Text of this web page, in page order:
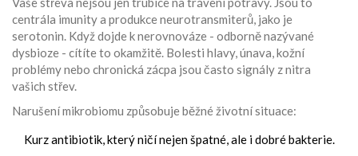
centrála imunity a produkce neurotransmiterů, jako je
serotonin. Když dojde k nerovnováze - odborně nazývané
dysbioze - cítíte to okamžitě. Bolesti hlavy, únava, kožní
problémy nebo chronická zácpa jsou často signály z nitra
vašich střev.
Narušení mikrobiomu způsobuje běžné životní situace:
Kurz antibiotik, který ničí nejen špatné, ale i dobré bakterie.